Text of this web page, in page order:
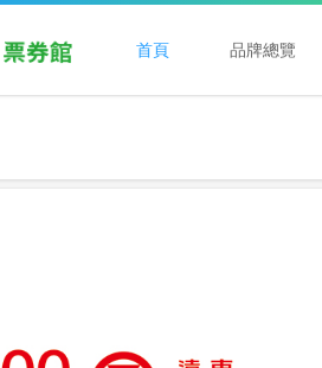
首頁 品牌總覽